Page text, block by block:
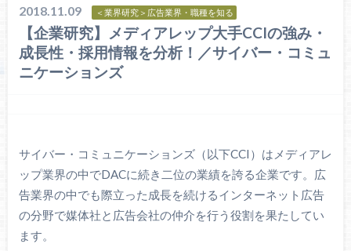
2018.11.09 ＜業界研究＞広告業界・職種を知る
【企業研究】メディアレップ大手CCIの強み・
成長性・採用情報を分析！／サイバー・コミュ
ニケーションズ
サイバー・コミュニケーションズ（以下CCI）はメディアレ
ップ業界の中でDACに続き二位の業績を誇る企業です。広
告業界の中でも際立った成長を続けるインターネット広告
の分野で媒体社と広告会社の仲介を行う役割を果たしてい
ます。